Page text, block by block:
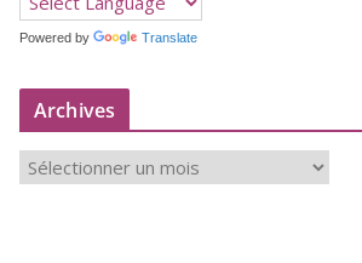
Powered by Translate
Archives